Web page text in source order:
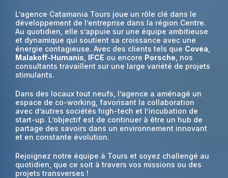
L’agence Catamania Tours joue un rôle clé dans le
développement de l’entreprise dans la région Centre.
Au quotidien, elle s’appuie sur une équipe ambitieuse
et dynamique qui soutient sa croissance avec une
énergie contagieuse. Avec des clients tels que Covéa
Malakoff-Humanis IFCE ou encore Porsche , nos
consultants travaillent sur une large variété de projets
stimulants.
Dans des locaux tout neufs, l’agence a aménagé un
espace de co-working, favorisant la collaboration
avec d’autres sociétés high-tech et l’incubation de
start-up. L’objectif est de continuer à être un hub de
partage des savoirs dans un environnement innovant
et en constante évolution.
Rejoignez notre équipe à Tours et soyez challengé au
quotidien, que ce soit à travers vos missions ou des
projets transverses !